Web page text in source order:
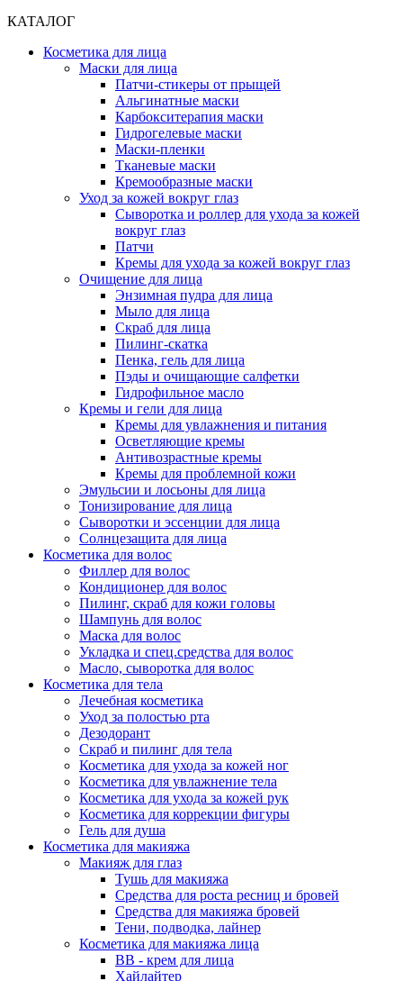
КАТАЛОГ
Косметика для лица
Маски для лица
Патчи-стикеры от прыщей
Альгинатные маски
Карбокситерапия маски
Гидрогелевые маски
Маски-пленки
Тканевые маски
Кремообразные маски
Уход за кожей вокруг глаз
Сыворотка и роллер для ухода за кожей
вокруг глаз
Патчи
Кремы для ухода за кожей вокруг глаз
Очищение для лица
Энзимная пудра для лица
Мыло для лица
Скраб для лица
Пилинг-скатка
Пенка, гель для лица
Пэды и очищающие салфетки
Гидрофильное масло
Кремы и гели для лица
Кремы для увлажнения и питания
Осветляющие кремы
Антивозрастные кремы
Кремы для проблемной кожи
Эмульсии и лосьоны для лица
Тонизирование для лица
Сыворотки и эссенции для лица
Солнцезащита для лица
Косметика для волос
Филлер для волос
Кондиционер для волос
Пилинг, скраб для кожи головы
Шампунь для волос
Маска для волос
Укладка и спец.средства для волос
Масло, сыворотка для волос
Косметика для тела
Лечебная косметика
Уход за полостью рта
Дезодорант
Скраб и пилинг для тела
Косметика для ухода за кожей ног
Косметика для увлажнение тела
Косметика для ухода за кожей рук
Косметика для коррекции фигуры
Гель для душа
Косметика для макияжа
Макияж для глаз
Тушь для макияжа
Средства для роста ресниц и бровей
Средства для макияжа бровей
Тени, подводка, лайнер
Косметика для макияжа лица
ВВ - крем для лица
Хайлайтер